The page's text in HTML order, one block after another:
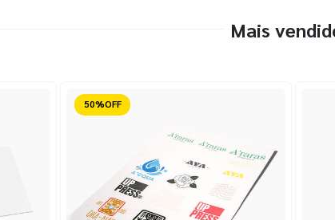
Mais
Reduzido